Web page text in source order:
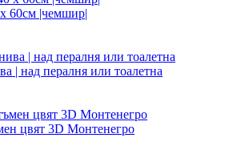
60см |чемшир|
| над пералня или тоалетна
цвят 3D Монтенегро